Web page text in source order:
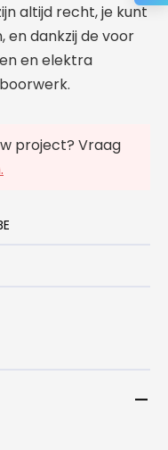
altijd recht, je kunt
en dankzij de voor
en elektra
project? Vraag